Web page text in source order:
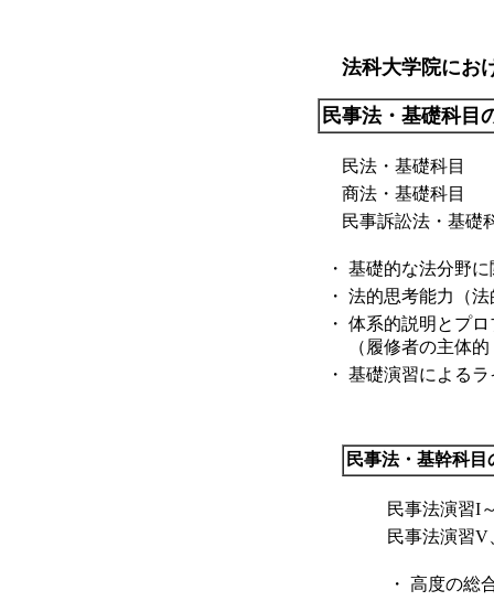
法科大学院にお
民事法・基礎科目
民法・基礎科目
商法・基礎科目
民事訴訟法・基礎
・ 基礎的な法分野
・ 法的思考能力（
・ 体系的説明とプ
（履修者の主体
・ 基礎演習による
民事法・基幹科
民事法演習I
民事法演習V
・ 高度の総